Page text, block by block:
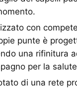
con
punte è
una rifinitura
per la
di una rete